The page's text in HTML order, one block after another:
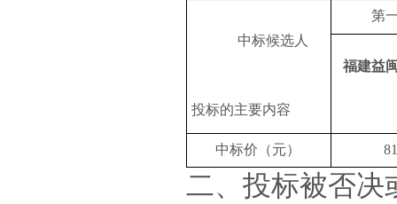
中标候选人
投标的主要内容
第
福建益
中标价（元）
二、投标被否决